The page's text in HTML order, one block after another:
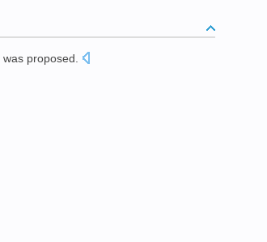
was proposed.